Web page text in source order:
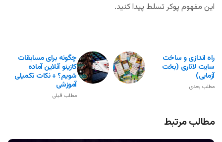
این مفهوم پوکر تسلط پیدا کنید.
چگونه برای مسابقات
کازینو آنلاین آماده
شویم؟ + نکات تکمیلی
آموزشی
مطلب قبلی
راه اندازی و ساخت
سایت لاتاری (بخت
آزمایی)
مطلب بعدی
مطالب مرتبط